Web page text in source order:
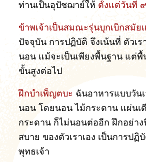
ท่านเป็นอุปัชฌาย์ให้ ตั้งแต่วันที่
ข้าพเจ้าเป็นสมณะรุ่นบุกเบิกสมัย
ปัจจุบัน การปฏิบัติ จึงเน้นที่ ตัวเ
นอน แม้จะเป็นเพียงพื้นฐาน แต่
ขั้นสูงต่อไป
ฝึกบำเพ็ญตบะ ฉันอาหารแบบวัน
นอน โดยนอน ไม้กระดาน แผ่นเ
กระดาน ก็ไม่นอนต่ออีก ฝึกอย่า
สบาย ของตัวเราเอง เป็นการป
พุทธเจ้า